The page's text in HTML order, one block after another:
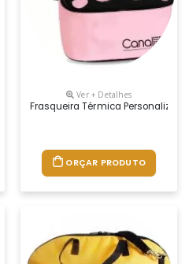
Essa Bolsa Térmica Nas
Ver + Detalhes
Frasqueira Térmica
ORÇAR PRODUTO